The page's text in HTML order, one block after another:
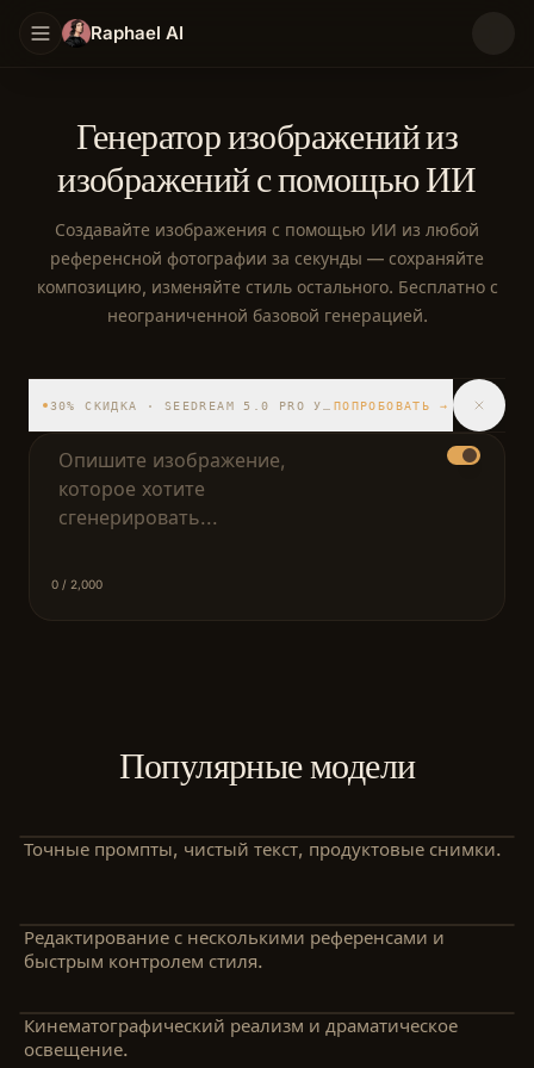
Raphael AI
Генератор изображений из
изображений с помощью ИИ
Создавайте изображения с помощью ИИ из любой
референсной фотографии за секунды — сохраняйте
композицию, изменяйте стиль остального. Бесплатно с
неограниченной базовой генерацией.
Промпт с описанием
0 / 2,000
30% СКИДКА · SEEDREAM 5.0 PRO УЖЕ ДОСТУПЕН
ПОПРОБОВАТЬ →
Популярные модели
Точные промпты, чистый текст, продуктовые снимки.
Редактирование с несколькими референсами и
быстрым контролем стиля.
Кинематографический реализм и драматическое
освещение.